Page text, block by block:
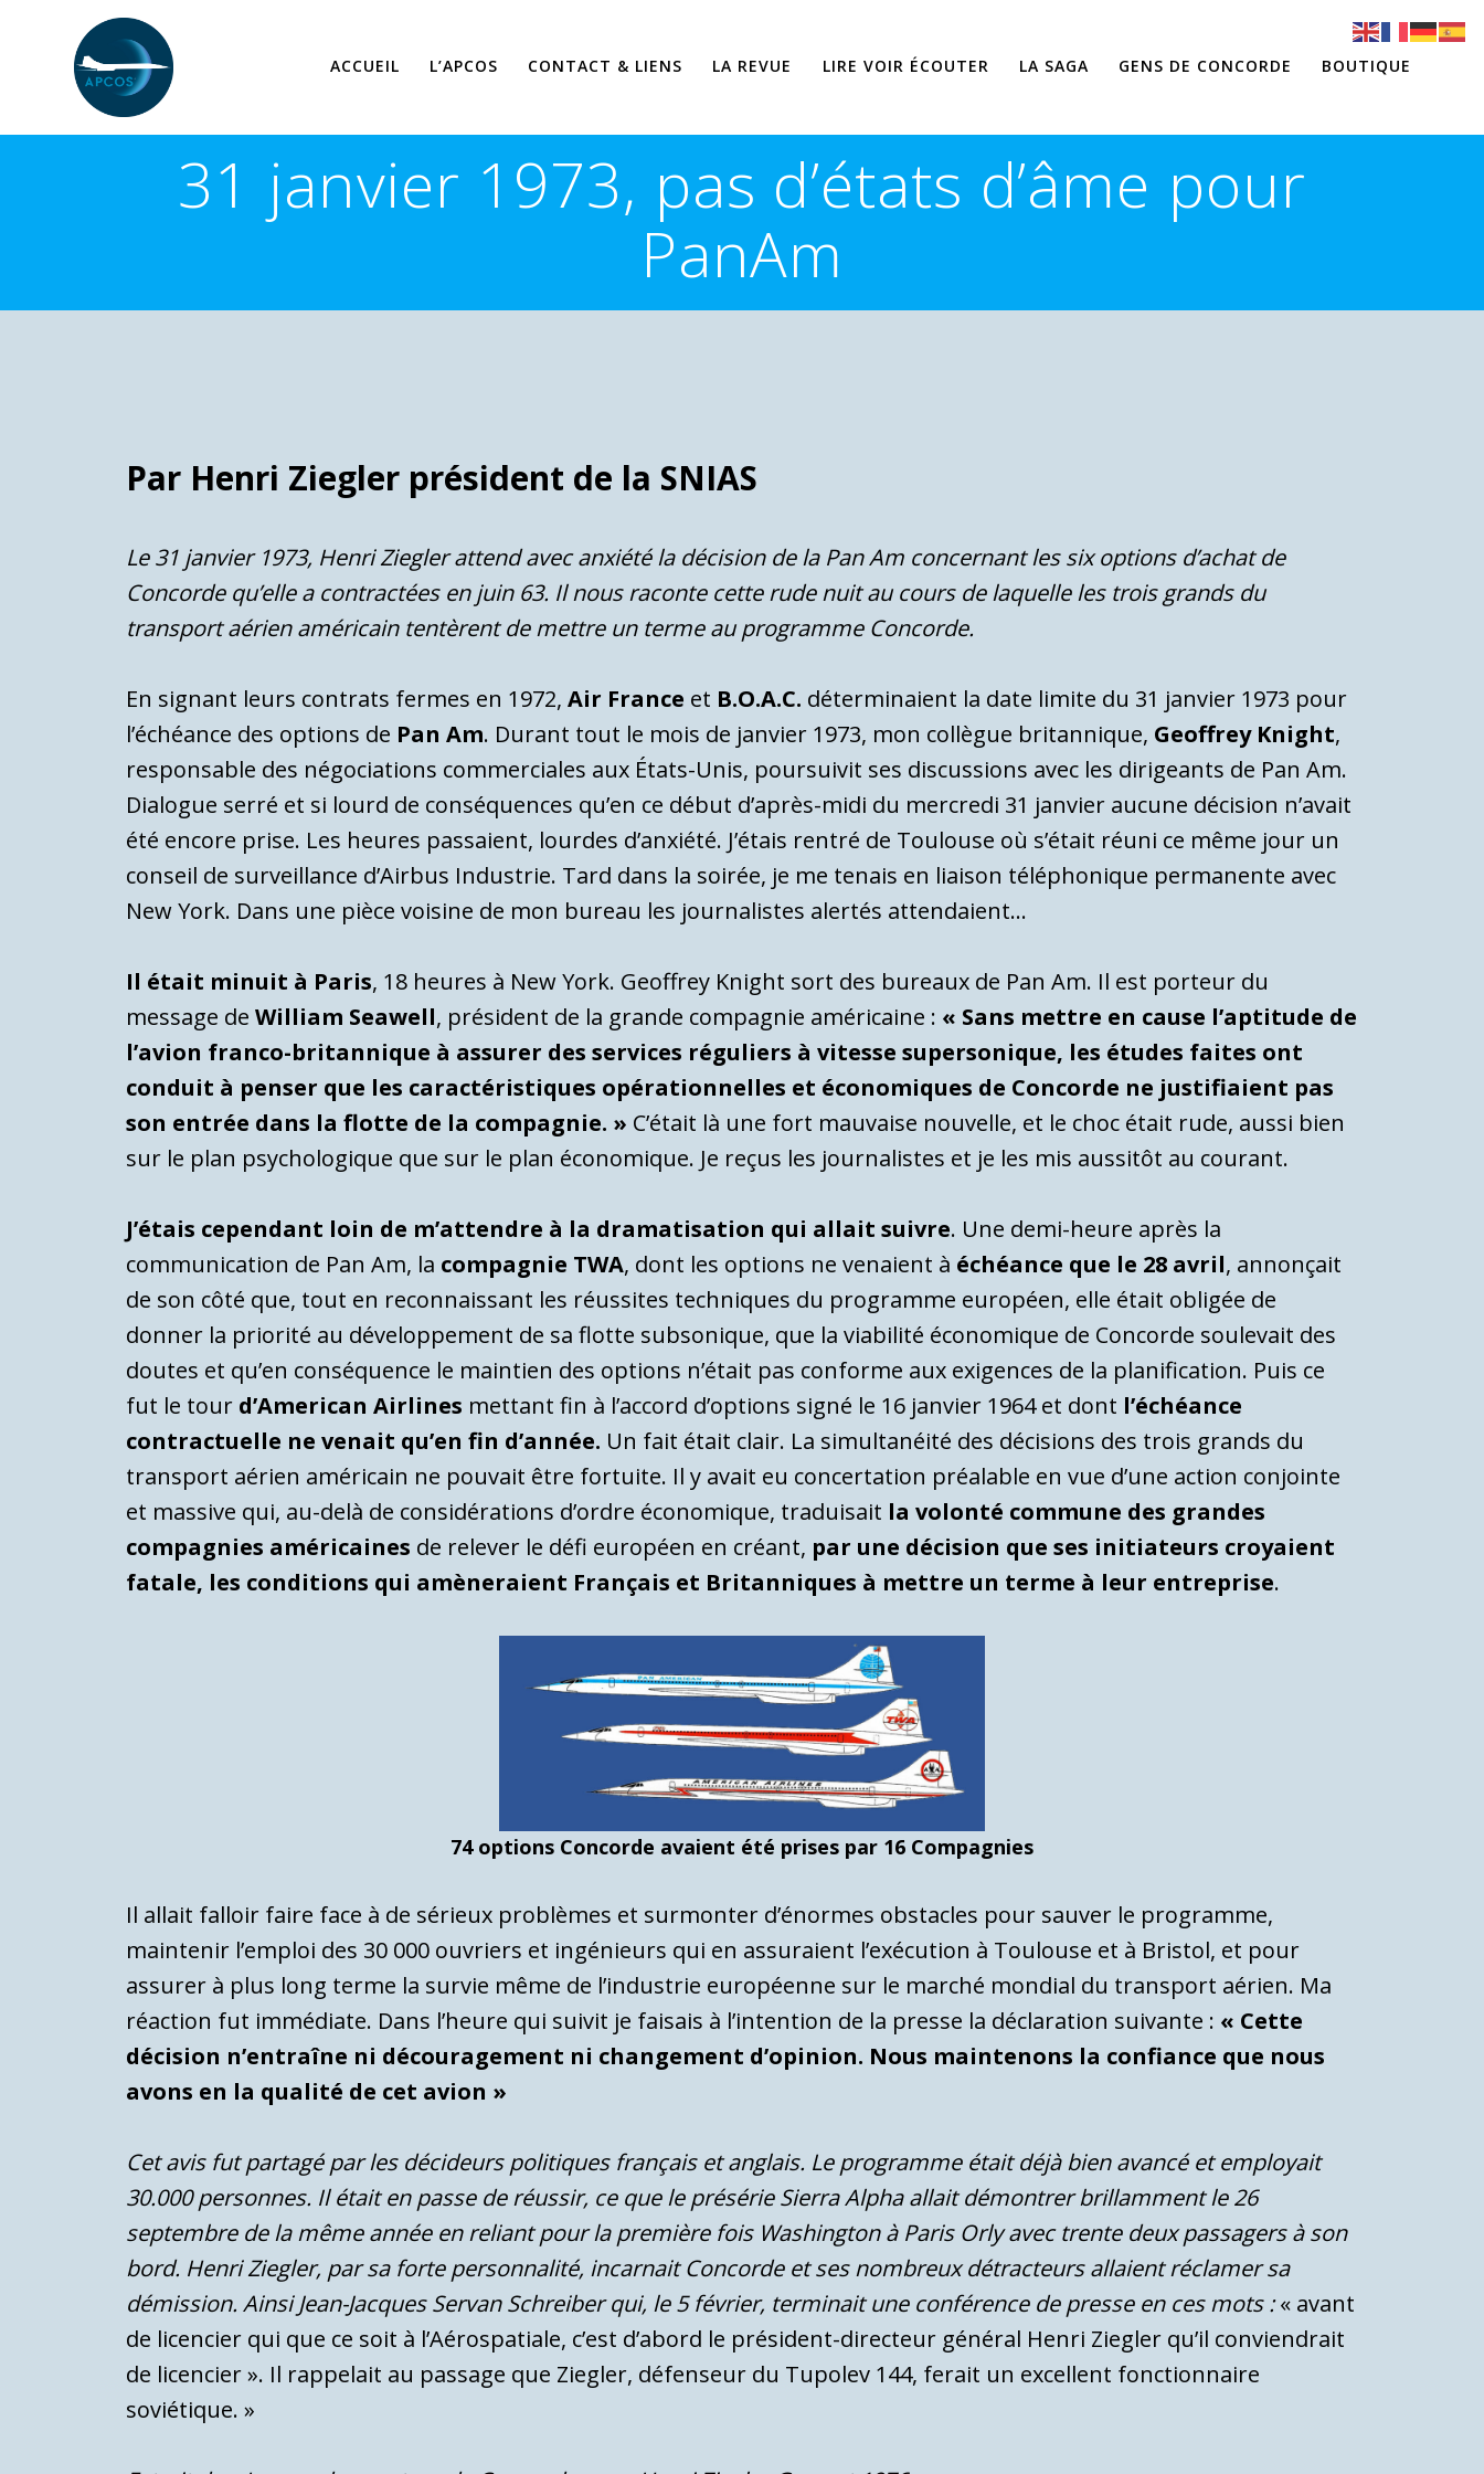
ACCUEIL L’APCOS CONTACT & LIENS LA REVUE LIRE VOIR ÉCOUTER LA SAGA GENS DE CONCORDE BOUTIQUE
31 janvier 1973, pas d’états d’âme pour
PanAm
Par Henri Ziegler président de la SNIAS
Le 31 janvier 1973, Henri Ziegler attend avec anxiété la décision de la Pan Am concernant les six options d’achat de
Concorde qu’elle a contractées en juin 63. Il nous raconte cette rude nuit au cours de laquelle les trois grands du
transport aérien américain tentèrent de mettre un terme au programme Concorde.
En signant leurs contrats fermes en 1972,Air France et B.O.A.C. déterminaient la date limite du 31 janvier 1973 pour
l’échéance des options de Pan Am. Durant tout le mois de janvier 1973, mon collègue britannique, Geoffrey Knight,
responsable des négociations commerciales aux États-Unis, poursuivit ses discussions avec les dirigeants de Pan Am.
Dialogue serré et si lourd de conséquences qu’en ce début d’après-midi du mercredi 31 janvier aucune décision n’avait
été encore prise. Les heures passaient, lourdes d’anxiété. J’étais rentré de Toulouse où s’était réuni ce même jour un
conseil de surveillance d’Airbus Industrie. Tard dans la soirée, je me tenais en liaison téléphonique permanente avec
New York. Dans une pièce voisine de mon bureau les journalistes alertés attendaient…
Il était minuit à Paris, 18 heures à New York. Geoffrey Knight sort des bureaux de Pan Am. Il est porteur du
message deWilliam Seawell, président de la grande compagnie américaine : « Sans mettre en cause l’aptitude de
l’avion franco-britannique à assurer des services réguliers à vitesse supersonique, les études faites ont
conduit à penser que les caractéristiques opérationnelles et économiques de Concorde ne justifiaient pas
son entrée dans la flotte de la compagnie. » C’était là une fort mauvaise nouvelle, et le choc était rude, aussi bien
sur le plan psychologique que sur le plan économique. Je reçus les journalistes et je les mis aussitôt au courant.
J’étais cependant loin de m’attendre à la dramatisation qui allait suivre. Une demi-heure après la
communication de Pan Am, la compagnie TWA, dont les options ne venaient à échéance que le 28 avril, annonçait
de son côté que, tout en reconnaissant les réussites techniques du programme européen, elle était obligée de
donner la priorité au développement de sa flotte subsonique, que la viabilité économique de Concorde soulevait des
doutes et qu’en conséquence le maintien des options n’était pas conforme aux exigences de la planification. Puis ce
fut le tour d’American Airlines mettant fin à l’accord d’options signé le 16 janvier 1964 et dont l’échéance
contractuelle ne venait qu’en fin d’année. Un fait était clair. La simultanéité des décisions des trois grands du
transport aérien américain ne pouvait être fortuite. Il y avait eu concertation préalable en vue d’une action conjointe
et massive qui, au-delà de considérations d’ordre économique, traduisait la volonté commune des grandes
compagnies américaines de relever le défi européen en créant, par une décision que ses initiateurs croyaient
fatale, les conditions qui amèneraient Français et Britanniques à mettre un terme à leur entreprise.
74 options Concorde avaient été prises par 16 Compagnies
Il allait falloir faire face à de sérieux problèmes et surmonter d’énormes obstacles pour sauver le programme,
maintenir l’emploi des 30 000 ouvriers et ingénieurs qui en assuraient l’exécution à Toulouse et à Bristol, et pour
assurer à plus long terme la survie même de l’industrie européenne sur le marché mondial du transport aérien. Ma
réaction fut immédiate. Dans l’heure qui suivit je faisais à l’intention de la presse la déclaration suivante : « Cette
décision n’entraîne ni découragement ni changement d’opinion. Nous maintenons la confiance que nous
avons en la qualité de cet avion »
Cet avis fut partagé par les décideurs politiques français et anglais. Le programme était déjà bien avancé et employait
30.000 personnes. Il était en passe de réussir, ce que le présérie Sierra Alpha allait démontrer brillamment le 26
septembre de la même année en reliant pour la première fois Washington à Paris Orly avec trente deux passagers à son
bord. Henri Ziegler, par sa forte personnalité, incarnait Concorde et ses nombreux détracteurs allaient réclamer sa
démission. Ainsi Jean-Jacques Servan Schreiber qui, le 5 février, terminait une conférence de presse en ces mots :« avant
de licencier qui que ce soit à l’Aérospatiale, c’est d’abord le président-directeur général Henri Ziegler qu’il conviendrait
de licencier ». Il rappelait au passage que Ziegler, défenseur du Tupolev 144, ferait un excellent fonctionnaire
soviétique. »